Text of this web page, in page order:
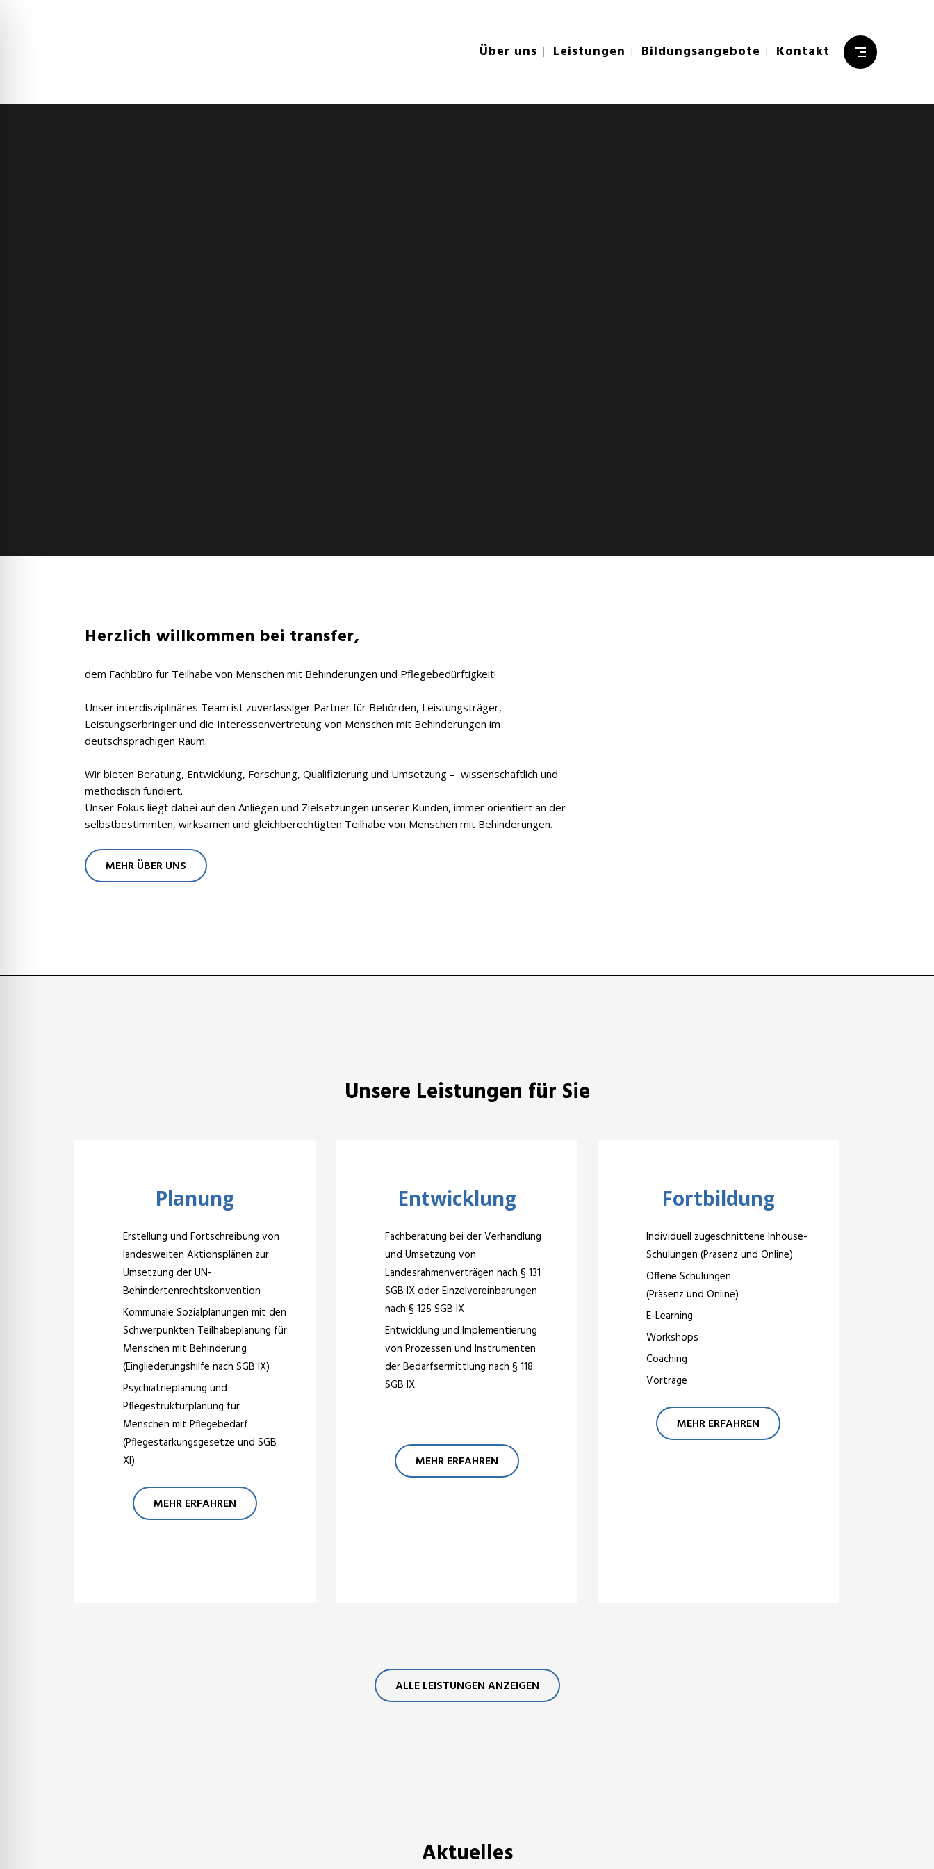
Über uns Leistungen Bildungsangebote Kontakt
Herzlich willkommen bei transfer,
dem Fachbüro für Teilhabe von Menschen mit Behinderungen und Pflegebedürftigkeit!
Unser interdisziplinäres Team ist zuverlässiger Partner für Behörden, Leistungsträger,
Leistungserbringer und die Interessenvertretung von Menschen mit Behinderungen im
deutschsprachigen Raum.
Wir bieten Beratung, Entwicklung, Forschung, Qualifizierung und Umsetzung – wissenschaftlich und
methodisch fundiert.
Unser Fokus liegt dabei auf den Anliegen und Zielsetzungen unserer Kunden, immer orientiert an der
selbstbestimmten, wirksamen und gleichberechtigten Teilhabe von Menschen mit Behinderungen.
MEHR ÜBER UNS
Unsere Leistungen für Sie
Planung
Erstellung und Fortschreibung von
landesweiten Aktionsplänen zur
Umsetzung der UN-
Behindertenrechtskonvention
Kommunale Sozialplanungen mit den
Schwerpunkten Teilhabeplanung für
Menschen mit Behinderung
(Eingliederungshilfe nach SGB IX)
Psychiatrieplanung und
Pflegestrukturplanung für
Menschen mit Pflegebedarf
(Pflegestärkungsgesetze und SGB
XI).
MEHR ERFAHREN
Entwicklung
Fachberatung bei der Verhandlung
und Umsetzung von
Landesrahmenverträgen nach § 131
SGB IX oder Einzelvereinbarungen
nach § 125 SGB IX
Entwicklung und Implementierung
von Prozessen und Instrumenten
der Bedarfsermittlung nach § 118
SGB IX.
MEHR ERFAHREN
Fortbildung
Individuell zugeschnittene Inhouse-
Schulungen (Präsenz und Online)
Offene Schulungen
(Präsenz und Online)
E-Learning
Workshops
Coaching
Vorträge
MEHR ERFAHREN
ALLE LEISTUNGEN ANZEIGEN
Aktuelles